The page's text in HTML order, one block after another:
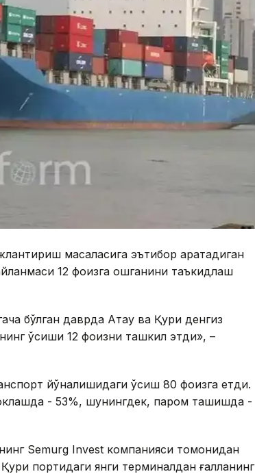
масаласига эътибор қаратадиган
12 фоизга ошганини таъкидлаш
бўлган даврда Ақтау ва Қуриқ денгиз
ўсиши 12 фоизни ташкил этди», –
йўналишидаги ўсиш 80 фоизга етди.
- 53%, шунингдек, паром ташишда -
Semurg Invest компанияси томонидан
портидаги янги терминалдан ғалланинг